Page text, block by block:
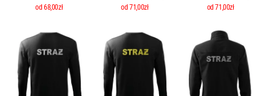
od 68,00zł
od 71,00zł
od 71,00zł